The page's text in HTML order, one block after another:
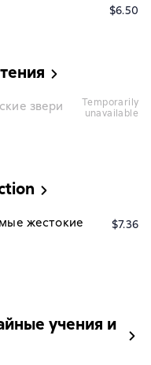
$6.50
звери
temporarily
unavailable
жестокие
$7.36
учения и